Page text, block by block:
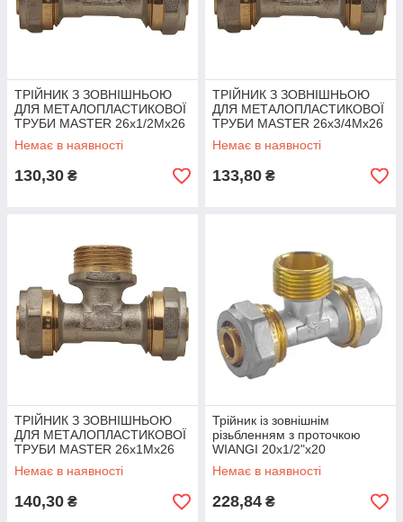
ТРІЙНИК З ЗОВНІШНЬОЮ
ДЛЯ МЕТАЛОПЛАСТИКОВОЇ
ТРУБИ MASTER 26x1/2Mx26
Немає в наявності
130,30 ₴
ТРІЙНИК З ЗОВНІШНЬОЮ
ДЛЯ МЕТАЛОПЛАСТИКОВОЇ
ТРУБИ MASTER 26x3/4Mx26
Немає в наявності
133,80 ₴
ТРІЙНИК З ЗОВНІШНЬОЮ
ДЛЯ МЕТАЛОПЛАСТИКОВОЇ
ТРУБИ MASTER 26x1Mx26
Немає в наявності
140,30 ₴
Трійник із зовнішнім
різьбленням з проточкою
WIANGI 20х1/2"х20
Немає в наявності
228,84 ₴